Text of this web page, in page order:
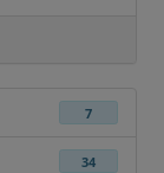
7
34